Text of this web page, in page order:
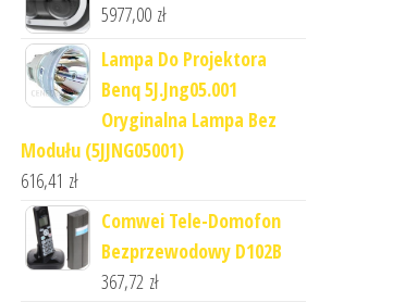
5977,00 zł
Lampa Do Projektora
Benq 5J.Jng05.001
Oryginalna Lampa Bez
Modułu (5JJNG05001)
616,41 zł
Comwei Tele-Domofon
Bezprzewodowy D102B
367,72 zł